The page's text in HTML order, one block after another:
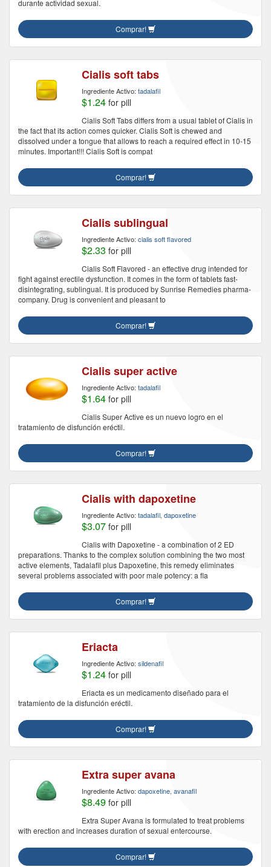
durante actividad sexual.
Comprar!
Cialis soft tabs
Ingrediente Activo: tadalafil
$1.24 for pill
Cialis Soft Tabs differs from a usual tablet of Cialis in
the fact that its action comes quicker. Cialis Soft is chewed and
dissolved under a tongue that allows to reach a required effect in 10-15
minutes. Important!!! Cialis Soft is compat
Comprar!
Cialis sublingual
Ingrediente Activo: cialis soft flavored
$2.33 for pill
Cialis Soft Flavored - an effective drug intended for
fight against erectile dysfunction. It comes in the form of tablets fast-
disintegrating, sublingual. It is produced by Sunrise Remedies pharma-
company. Drug is convenient and pleasant to
Comprar!
Cialis super active
Ingrediente Activo: tadalafil
$1.64 for pill
Cialis Super Active es un nuevo logro en el
tratamiento de disfunción eréctil.
Comprar!
Cialis with dapoxetine
Ingrediente Activo: tadalafil, dapoxetine
$3.07 for pill
Cialis with Dapoxetine - a combination of 2 ED
preparations. Thanks to the complex solution combining the two most
active elements, Tadalafil plus Dapoxetine, this remedy eliminates
several problems associated with poor male potency: a fla
Comprar!
Eriacta
Ingrediente Activo: sildenafil
$1.24 for pill
Eriacta es un medicamento diseñado para el
tratamiento de la disfunción eréctil.
Comprar!
Extra super avana
Ingrediente Activo: dapoxetine, avanafil
$8.49 for pill
Extra Super Avana is formulated to treat problems
with erection and increases duration of sexual entercourse.
Comprar!